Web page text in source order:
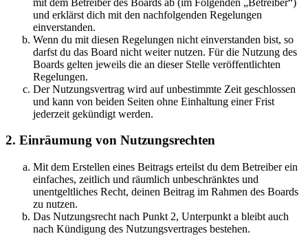
und erklärst dich mit den nachfolgenden Regelungen
einverstanden.
Wenn du mit diesen Regelungen nicht einverstanden bist, so
darfst du das Board nicht weiter nutzen. Für die Nutzung des
Boards gelten jeweils die an dieser Stelle veröffentlichten
Regelungen.
Der Nutzungsvertrag wird auf unbestimmte Zeit geschlossen
und kann von beiden Seiten ohne Einhaltung einer Frist
jederzeit gekündigt werden.
2. Einräumung von Nutzungsrechten
Mit dem Erstellen eines Beitrags erteilst du dem Betreiber ein
einfaches, zeitlich und räumlich unbeschränktes und
unentgeltliches Recht, deinen Beitrag im Rahmen des Boards
zu nutzen.
Das Nutzungsrecht nach Punkt 2, Unterpunkt a bleibt auch
nach Kündigung des Nutzungsvertrages bestehen.